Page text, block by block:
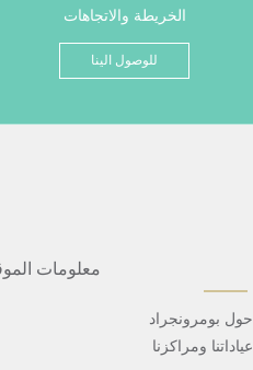
الخريطة والاتجاهات
للوصول الينا
معلومات
حول بومرونجراد
عياداتنا ومراكزنا